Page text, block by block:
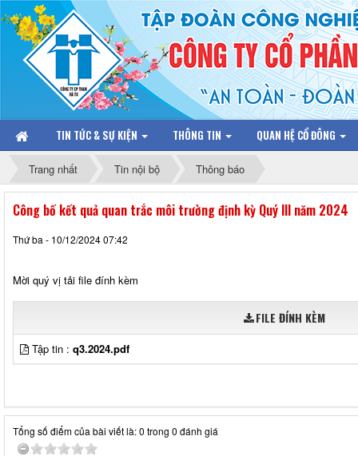
TIN TỨC & SỰ KIỆN THÔNG TIN QUAN HỆ CỔ ĐÔNG
Trang nhất Tin nội bộ Thông báo
Công bố kết quả quan trắc môi trường định kỳ Quý III năm 2024
Thứ ba - 10/12/2024 07:42
Mời quý vị tải file đính kèm
FILE ĐÍNH KÈM
Tập tin : q3.2024.pdf
Tổng số điểm của bài viết là: 0 trong 0 đánh giá